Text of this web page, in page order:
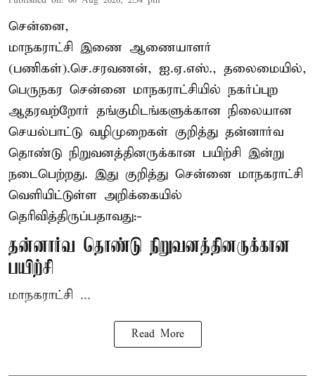
சென்னை,
மாநகராட்சி இணை ஆணையாளர்
(பணிகள்).செ.சரவணன், ஐ.ஏ.எஸ்., தலைமையில்,
பெருநகர சென்னை மாநகராட்சியில் நகர்ப்புற
ஆதரவற்றோர் தங்குமிடங்களுக்கான நிலையான
செயல்பாட்டு வழிமுறைகள் குறித்து தன்னார்வ
தொண்டு நிறுவனத்தினருக்கான பயிற்சி இன்று
நடைபெற்றது. இது குறித்து சென்னை மாநகராட்சி
வெளியிட்டுள்ள அறிக்கையில்
தெரிவித்திருப்பதாவது:-
தன்னார்வ தொண்டு நிறுவனத்தினருக்கான
பயிற்சி
மாநகராட்சி ...
Read More